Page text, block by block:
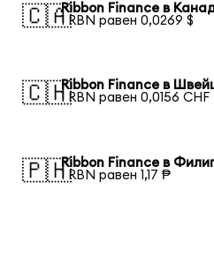
🇨🇦Ribbon Finance в
1 RBN равен 0,0269 $
🇨🇭Ribbon Finance в
1 RBN равен 0,0156 CHF
🇵🇭Ribbon Finance в
1 RBN равен 1,17 ₱